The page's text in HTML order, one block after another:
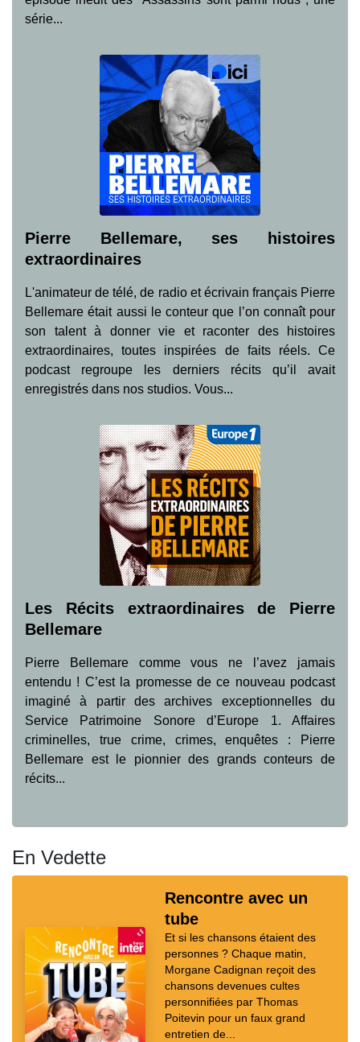
série...
Pierre Bellemare, ses histoires
extraordinaires
L'animateur de télé, de radio et écrivain français Pierre
Bellemare était aussi le conteur que l’on connaît pour
son talent à donner vie et raconter des histoires
extraordinaires, toutes inspirées de faits réels. Ce
podcast regroupe les derniers récits qu’il avait
enregistrés dans nos studios. Vous...
Les Récits extraordinaires de Pierre
Bellemare
Pierre Bellemare comme vous ne l’avez jamais
entendu ! C’est la promesse de ce nouveau podcast
imaginé à partir des archives exceptionnelles du
Service Patrimoine Sonore d’Europe 1. Affaires
criminelles, true crime, crimes, enquêtes : Pierre
Bellemare est le pionnier des grands conteurs de
récits...
En Vedette
Rencontre avec un
tube
Et si les chansons étaient des
personnes ? Chaque matin,
Morgane Cadignan reçoit des
chansons devenues cultes
personnifiées par Thomas
Poitevin pour un faux grand
entretien de...